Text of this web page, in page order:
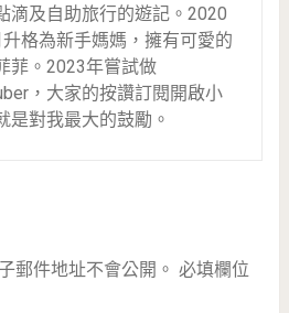
滴及自助旅行的遊記。2020
格為新手媽媽，擁有可愛的
菲。2023年嘗試做
，大家的按讚訂閱開啟小
是對我最大的鼓勵。
郵件地址不會公開。 必填欄位